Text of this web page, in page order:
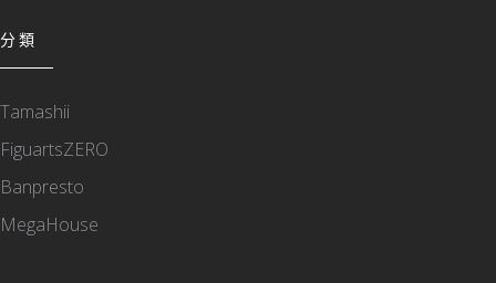
分類
Tamashii
FiguartsZERO
Banpresto
MegaHouse